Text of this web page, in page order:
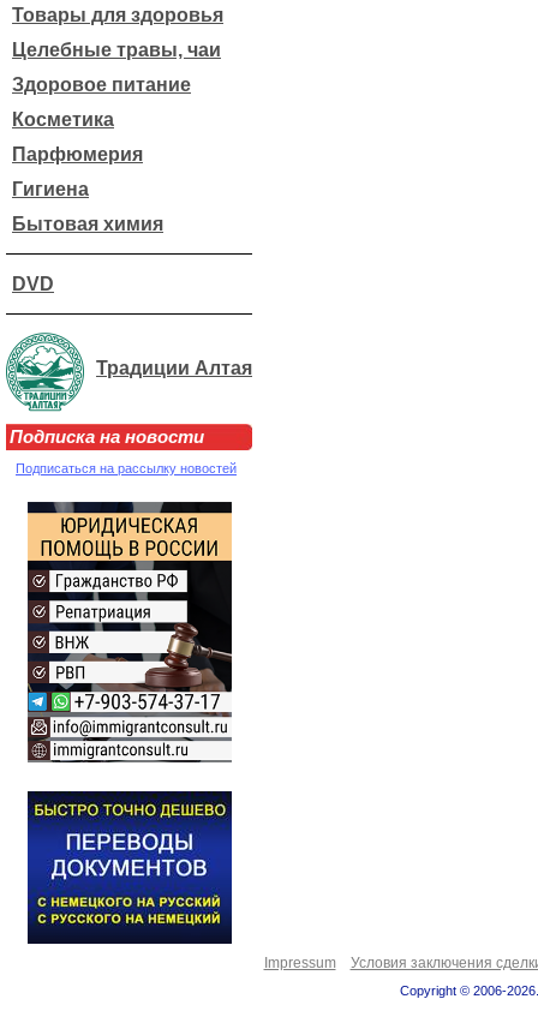
Товары для здоровья
Целебные травы, чаи
Здоровое питание
Косметика
Парфюмерия
Гигиена
Бытовая химия
DVD
Традиции Алтая
Подписка на новости
Подписаться на рассылку новостей
Impressum Условия заключения
Copyright © 2006-